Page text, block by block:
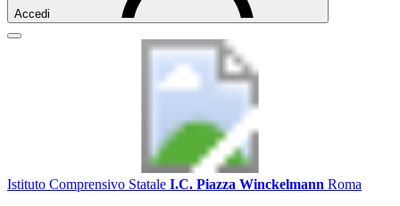
Accedi
Istituto Comprensivo Statale I.C. Piazza Winckelmann Roma